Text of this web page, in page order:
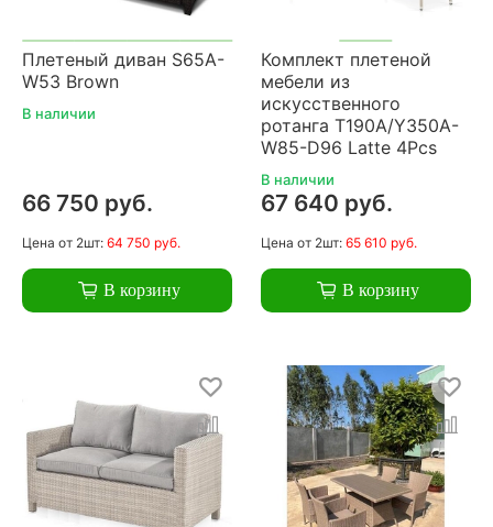
Плетеный диван S65A-
W53 Brown
В наличии
66 750 руб.
Цена от 2шт: 64 750 руб.
В корзину
Комплект плетеной
мебели из
искусственного
ротанга T190A/Y350A-
W85-D96 Latte 4Pcs
В наличии
67 640 руб.
Цена от 2шт: 65 610 руб.
В корзину